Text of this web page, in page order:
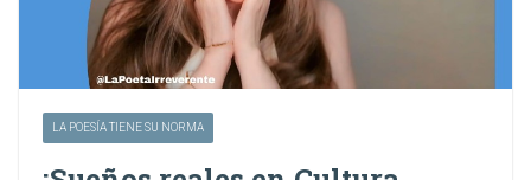
LA POESÍA TIENE SU NORMA